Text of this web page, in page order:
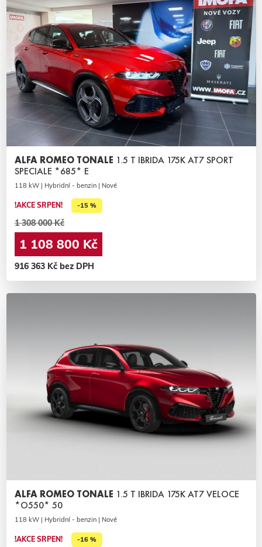
ALFA ROMEO TONALE 1.5 T IBRIDA 175K AT7 SPORT
SPECIALE *685* E
118 kW | Hybridní - benzin | Nové
!AKCE SRPEN! -15 %
1 308 000 Kč
1 108 800 Kč
916 363 Kč bez DPH
ALFA ROMEO TONALE 1.5 T IBRIDA 175K AT7 VELOCE
*O550* 50
118 kW | Hybridní - benzin | Nové
!AKCE SRPEN! -16 %